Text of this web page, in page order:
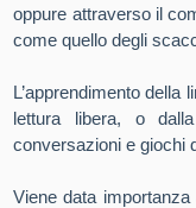
oppure attraverso il
come quello degli
L’apprendimento della
lettura libera, o
conversazioni e giochi
Viene data